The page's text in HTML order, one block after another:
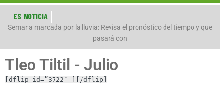
ES NOTICIA
Semana marcada por la lluvia: Revisa el pronóstico del tiempo y que
pasará con
Tleo Tiltil - Julio
[dflip id=”3722″ ][/dflip]